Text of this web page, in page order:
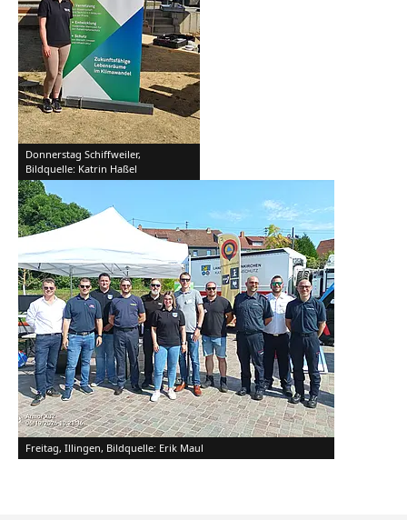
Donnerstag Schiffweiler,
Bildquelle: Katrin Haßel
Freitag, Illingen, Bildquelle: Erik Maul